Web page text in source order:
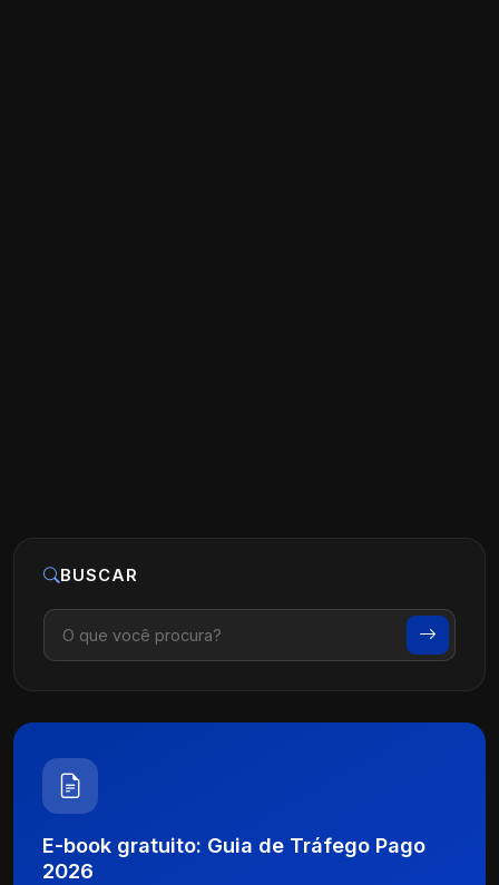
BUSCAR
E-book gratuito: Guia de Tráfego Pago
2026